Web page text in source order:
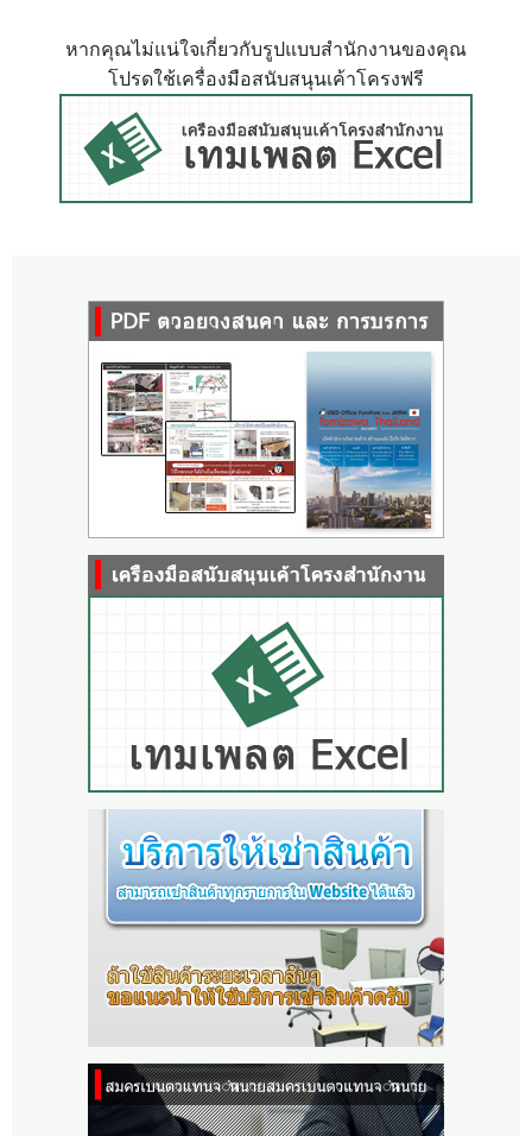
หากคุณไม่แน่ใจเกี่ยวกับรูปแบบสำนักงานของคุณ
โปรดใช้เครื่องมือสนับสนุนเค้าโครงฟรี